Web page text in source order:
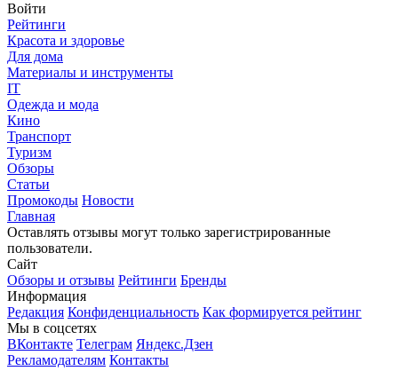
Войти
Рейтинги
Красота и здоровье
Для дома
Материалы и инструменты
IT
Одежда и мода
Кино
Транспорт
Туризм
Обзоры
Статьи
Промокоды Новости
Главная
Оставлять отзывы могут только зарегистрированные
пользователи.
Сайт
Обзоры и отзывы Рейтинги Бренды
Информация
Редакция Конфиденциальность Как формируется рейтинг
Мы в соцсетях
ВКонтакте Телеграм Яндекс.Дзен
Рекламодателям Контакты